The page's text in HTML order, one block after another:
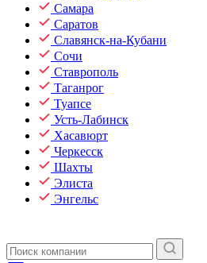
Самара
Саратов
Славянск-на-Кубани
Сочи
Ставрополь
Таганрог
Туапсе
Усть-Лабинск
Хасавюрт
Черкесск
Шахты
Элиста
Энгельс